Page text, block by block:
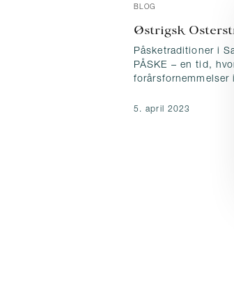
BLOG
Østrigsk
Påsketraditioner i
PÅSKE – en tid,
5. april 2023